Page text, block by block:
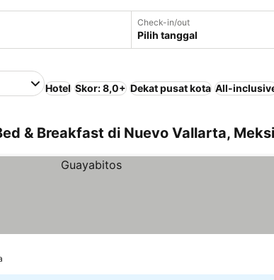
Check-in/out
Pilih tanggal
Hotel Skor: 8,0+ Dekat pusat kota All-
& Breakfast di Nuevo Vallarta,